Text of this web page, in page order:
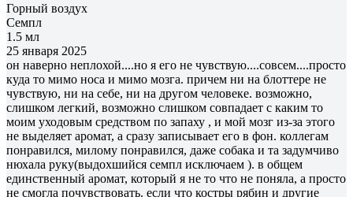
Горный воздух
Семпл
1.5 мл
25 января 2025
он наверно неплохой....но я его не чувствую....совсем....просто
куда то мимо носа и мимо мозга. причем ни на блоттере не
чувствую, ни на себе, ни на другом человеке. возможно,
слишком легкий, возможно слишком совпадает с каким то
моим уходовым средством по запаху , и мой мозг из-за этого
не выделяет аромат, а сразу записывает его в фон. коллегам
понравился, милому понравился, даже собака и та задумчиво
нюхала руку(выдохшийся семпл исключаем ). в общем
единственный аромат, который я не то что не поняла, а просто
не смогла почувствовать. если что костры рябин и другие